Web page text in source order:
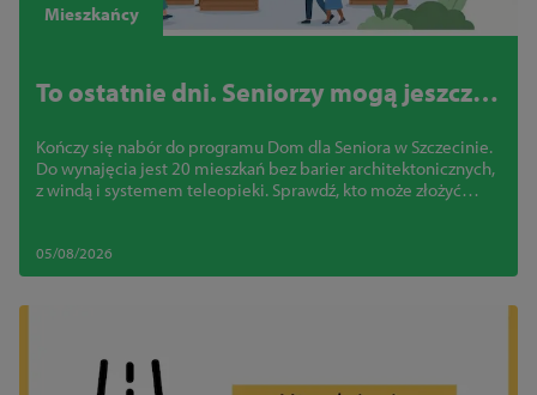
Mieszkańcy
To ostatnie dni. Seniorzy mogą jeszcze
centrum Szczecina
Kończy się nabór do programu Dom dla Seniora w Szczecinie.
Do wynajęcia jest 20 mieszkań bez barier architektonicznych,
z windą i systemem teleopieki. Sprawdź, kto może złożyć
05/08/2026